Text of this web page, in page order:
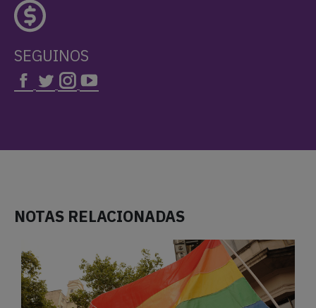
SEGUINOS
NOTAS RELACIONADAS